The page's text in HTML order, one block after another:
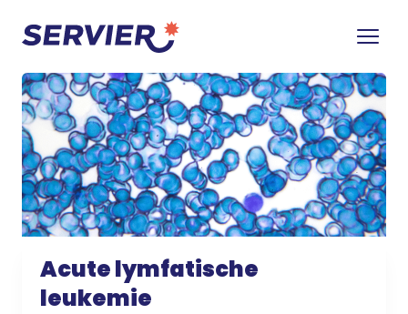
Acute lymfatische
leukemie